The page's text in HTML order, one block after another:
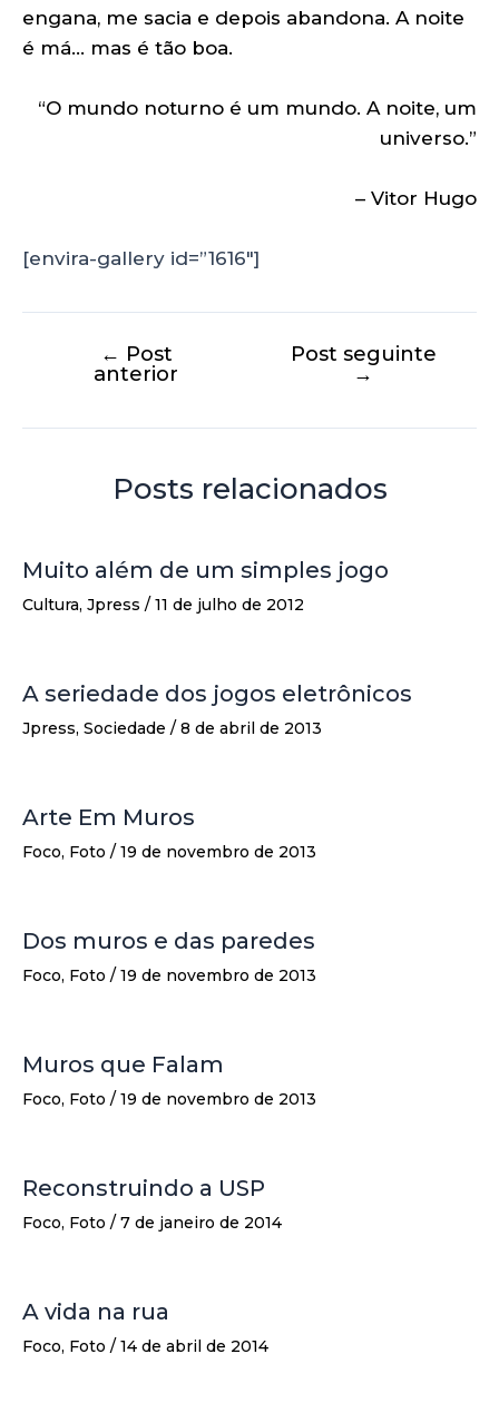
engana, me sacia e depois abandona. A noite
é má… mas é tão boa.
“O mundo noturno é um mundo. A noite, um
universo.”
– Vitor Hugo
[envira-gallery id=”1616″]
← Post
anterior
Post seguinte
→
Posts relacionados
Muito além de um simples jogo
Cultura, Jpress / 11 de julho de 2012
A seriedade dos jogos eletrônicos
Jpress, Sociedade / 8 de abril de 2013
Arte Em Muros
Foco, Foto / 19 de novembro de 2013
Dos muros e das paredes
Foco, Foto / 19 de novembro de 2013
Muros que Falam
Foco, Foto / 19 de novembro de 2013
Reconstruindo a USP
Foco, Foto / 7 de janeiro de 2014
A vida na rua
Foco, Foto / 14 de abril de 2014